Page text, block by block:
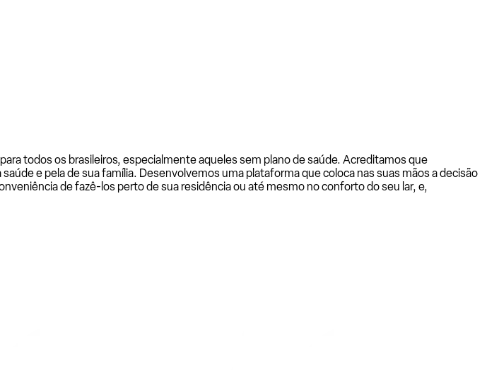
todos os brasileiros, especialmente aqueles sem plano de saúde. Acreditamos que
e pela de sua família. Desenvolvemos uma plataforma que coloca nas suas mãos a decisão
de fazê-los perto de sua residência ou até mesmo no conforto do seu lar, e,